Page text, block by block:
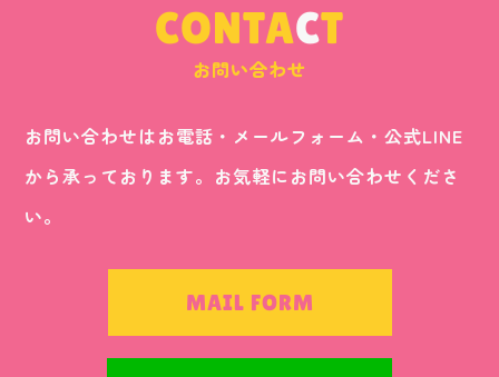
CONTACT
お問い合わせ
お問い合わせはお電話・メールフォーム・公式LINE
から承っております。お気軽にお問い合わせくださ
い。
MAIL FORM